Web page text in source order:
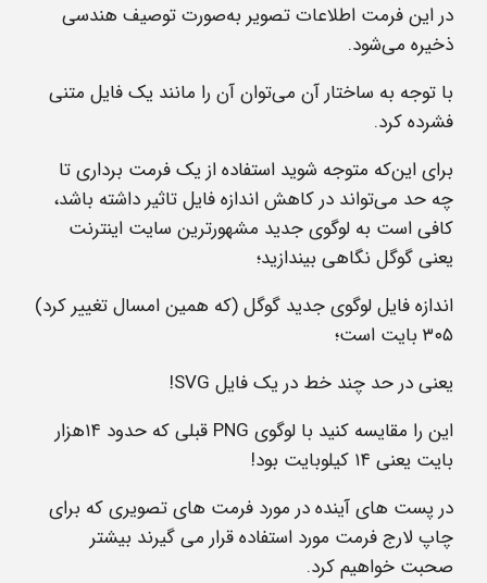
در این فرمت اطلاعات تصویر به‌صورت توصیف هندسی
ذخیره می‌شود.
با توجه به ساختار آن می‌توان آن‌ را مانند یک فایل متنی
فشرده کرد.
برای این‌که متوجه شوید استفاده از یک فرمت برداری تا
چه حد می‌تواند در کاهش اندازه‌ فایل تاثیر داشته باشد،
کافی است به لوگوی جدید مشهورترین سایت اینترنت
یعنی گوگل نگاهی بیندازید؛
اندازه‌ فایل لوگوی جدید گوگل (که همین امسال تغییر کرد)
۳۰۵ بایت است؛
یعنی در حد چند خط در یک فایل SVG!
این را مقایسه کنید با لوگوی PNG قبلی که حدود ۱۴هزار
بایت یعنی ۱۴ کیلوبایت بود!
در پست های آینده در مورد فرمت های تصویری که برای
چاپ لارج فرمت مورد استفاده قرار می گیرند بیشتر
صحبت خواهیم کرد.